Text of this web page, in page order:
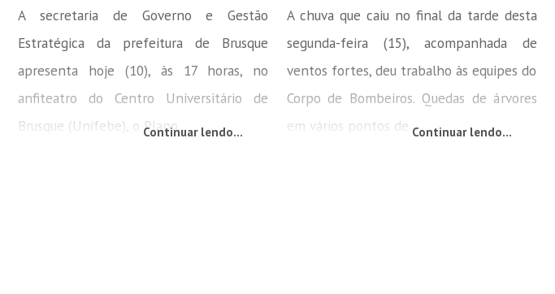
A secretaria de Governo e Gestão
Estratégica da prefeitura de Brusque
apresenta hoje (10), às 17 horas, no
anfiteatro do Centro Universitário de
Brusque (Unifebe), o Plano...Continuar lendo...
A chuva que caiu no final da tarde desta
segunda-feira (15), acompanhada de
ventos fortes, deu trabalho às equipes do
Corpo de Bombeiros. Quedas de árvores
em vários pontos de...Continuar lendo...